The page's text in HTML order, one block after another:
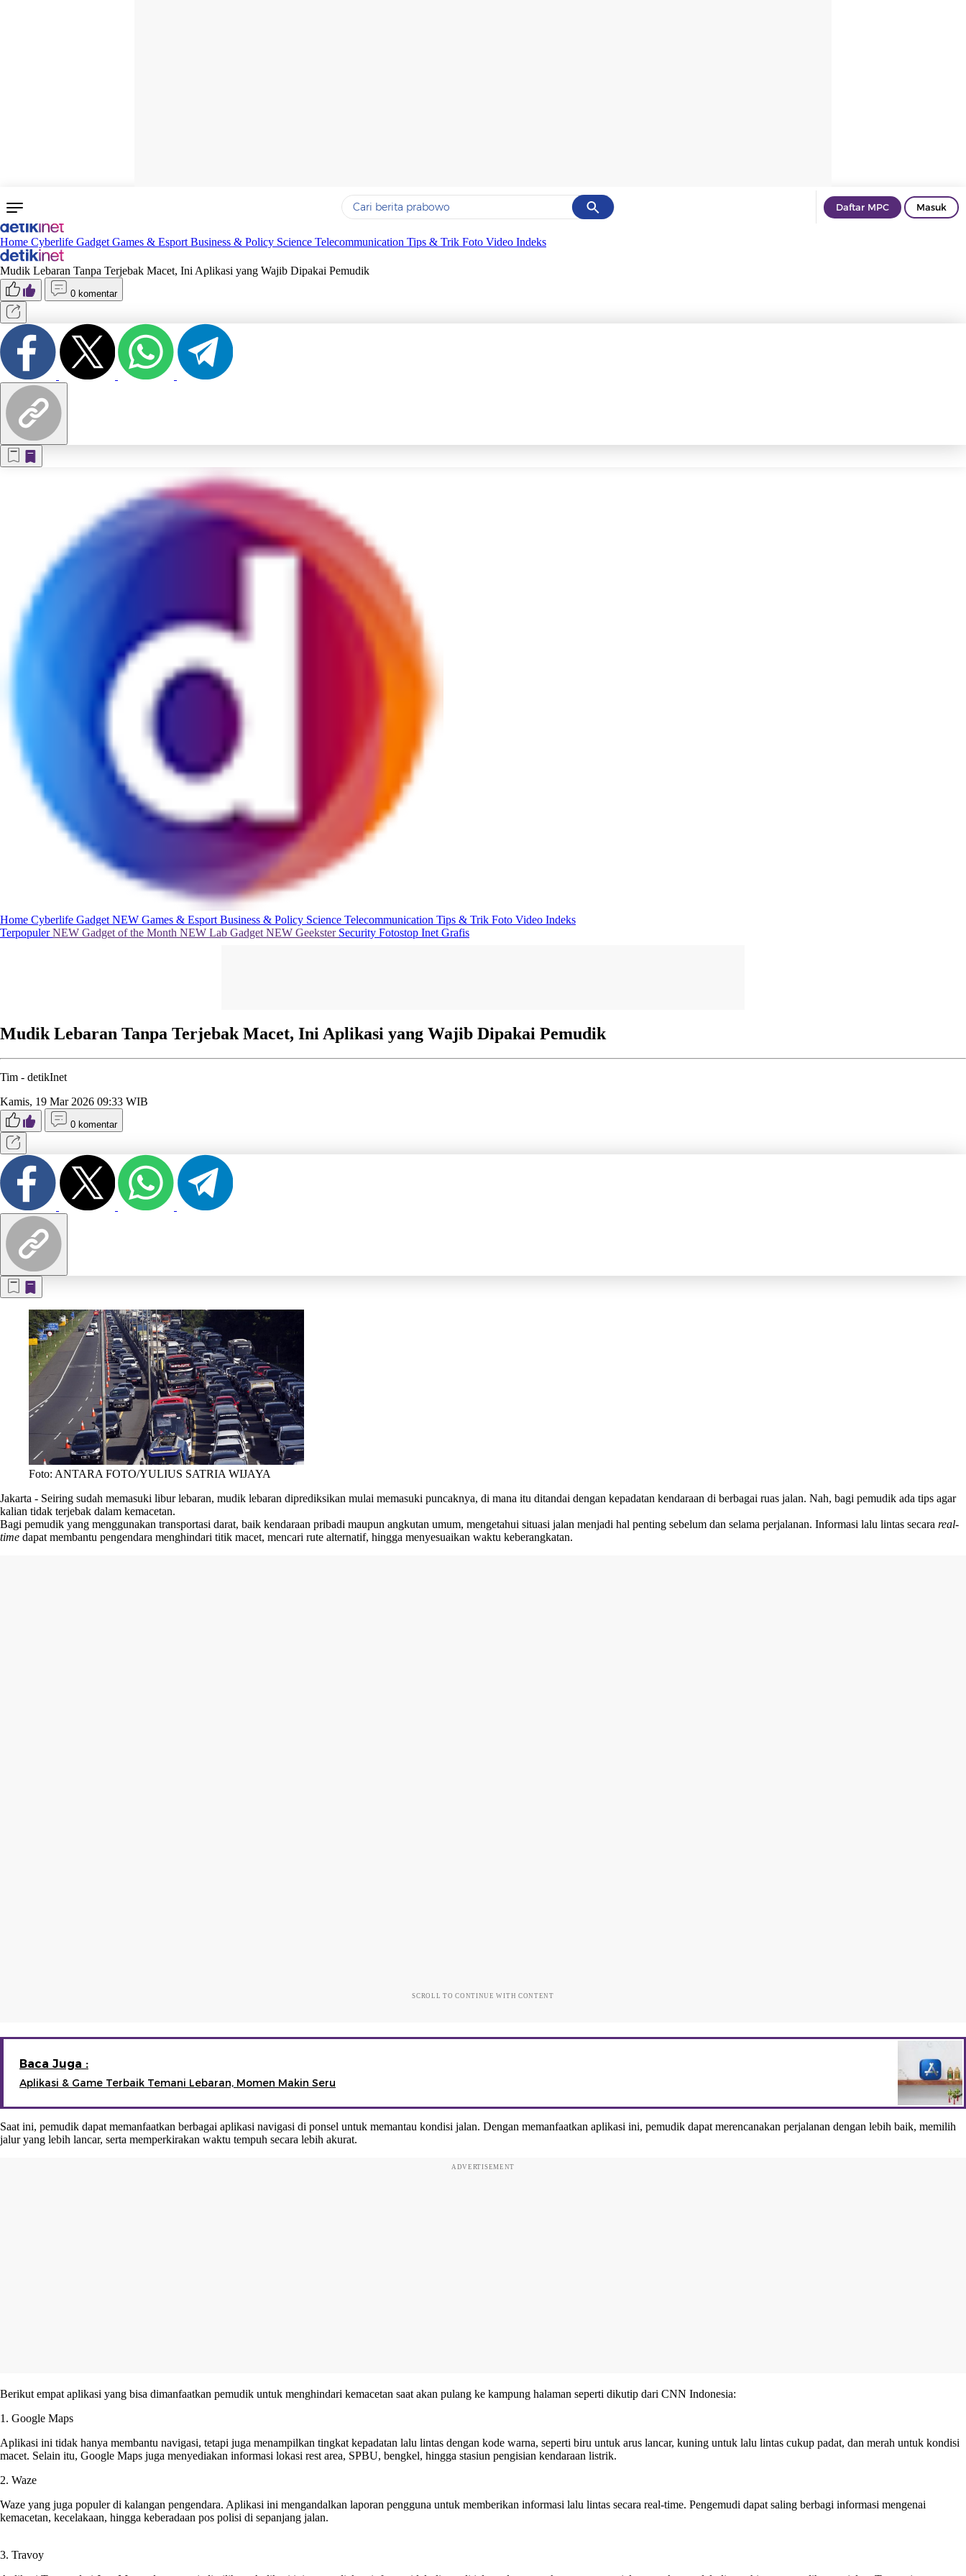
Cancel
Yang sedang ramai dicari
#1gempa hari ini
Terakhir yang dicari
Daftar MPC Masuk
Home Cyberlife Gadget Games & Esport Business & Policy Science Telecommunication Tips & Trik Foto Video Indeks
Mudik Lebaran Tanpa Terjebak Macet, Ini Aplikasi yang Wajib Dipakai Pemudik
0 komentar
Home Cyberlife Gadget NEW Games & Esport Business & Policy Science Telecommunication Tips & Trik Foto Video Indeks
TerpopulerNEW Gadget of the Month NEW Lab Gadget NEW Geekster Security Fotostop Inet Grafis
Mudik Lebaran Tanpa Terjebak Macet, Ini Aplikasi yang Wajib Dipakai Pemudik
Tim - detikInet
Kamis, 19 Mar 2026 09:33 WIB
0 komentar
Foto: ANTARA FOTO/YULIUS SATRIA WIJAYA
Jakarta - Seiring sudah memasuki libur lebaran, mudik lebaran diprediksikan mulai memasuki puncaknya, di mana itu ditandai dengan kepadatan kendaraan di berbagai ruas jalan. Nah, bagi pemudik ada tips agar
kalian tidak terjebak dalam kemacetan.
Bagi pemudik yang menggunakan transportasi darat, baik kendaraan pribadi maupun angkutan umum, mengetahui situasi jalan menjadi hal penting sebelum dan selama perjalanan. Informasi lalu lintas secara real-
time dapat membantu pengendara menghindari titik macet, mencari rute alternatif, hingga menyesuaikan waktu keberangkatan.
SCROLL TO CONTINUE WITH CONTENT
Baca Juga :
Aplikasi & Game Terbaik Temani Lebaran, Momen Makin Seru
Saat ini, pemudik dapat memanfaatkan berbagai aplikasi navigasi di ponsel untuk memantau kondisi jalan. Dengan memanfaatkan aplikasi ini, pemudik dapat merencanakan perjalanan dengan lebih baik, memilih
jalur yang lebih lancar, serta memperkirakan waktu tempuh secara lebih akurat.
ADVERTISEMENT
Berikut empat aplikasi yang bisa dimanfaatkan pemudik untuk menghindari kemacetan saat akan pulang ke kampung halaman seperti dikutip dari CNN Indonesia:
1. Google Maps
Aplikasi ini tidak hanya membantu navigasi, tetapi juga menampilkan tingkat kepadatan lalu lintas dengan kode warna, seperti biru untuk arus lancar, kuning untuk lalu lintas cukup padat, dan merah untuk kondisi
macet. Selain itu, Google Maps juga menyediakan informasi lokasi rest area, SPBU, bengkel, hingga stasiun pengisian kendaraan listrik.
2. Waze
Waze yang juga populer di kalangan pengendara. Aplikasi ini mengandalkan laporan pengguna untuk memberikan informasi lalu lintas secara real-time. Pengemudi dapat saling berbagi informasi mengenai
kemacetan, kecelakaan, hingga keberadaan pos polisi di sepanjang jalan.
3. Travoy